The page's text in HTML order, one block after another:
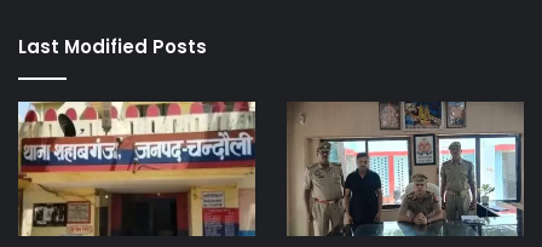
Last Modified Posts